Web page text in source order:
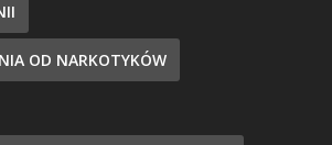
OD NARKOTYKÓW